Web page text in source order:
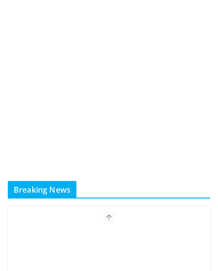
Breaking News